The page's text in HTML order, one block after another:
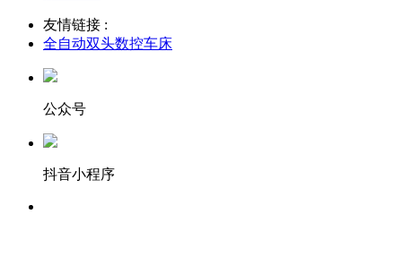
友情链接 :
全自动双头数控车床
公众号
抖音小程序